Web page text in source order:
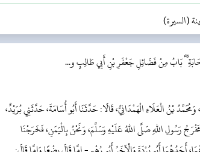
(السيرة)
بَابُ مِنْ فَضَائِلِ جَعْفَرِ بْنِ أَبِي طَالِبٍ و...
بْنُ الْعَلَاءِ الْهَمْدَانِيُّ، قَالَا: حَدَّثَنَا أَبُو أُسَامَةَ، حَدَّثَنِي بُرَيْدٌ،
رَسُولِ اللهِ صَلَّى اللهُ عَلَيْهِ وَسَلَّمَ، وَنَحْنُ بِالْيَمَنِ، فَخَرَجْنَا